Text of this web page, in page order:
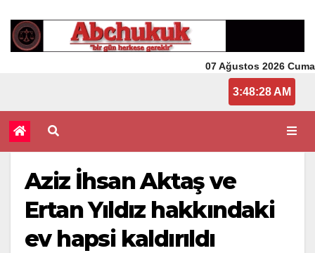
07 Ağustos 2026 Cuma
3:48:28 AM
Aziz İhsan Aktaş ve
Ertan Yıldız hakkındaki
ev hapsi kaldırıldı